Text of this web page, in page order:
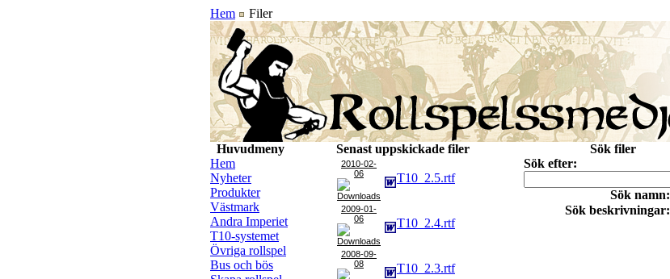
Hem Filer
Huvudmeny
Hem
Nyheter
Produkter
Västmark
Andra Imperiet
T10-systemet
Övriga rollspel
Bus och bös
Senast uppskickade filer
2010-02-
06
T10_2.5.rtf
2009-01-
06
T10_2.4.rtf
2008-09-
08
T10_2.3.rtf
Sök filer
Sök efter:
Sök namn:
Sök beskrivningar: